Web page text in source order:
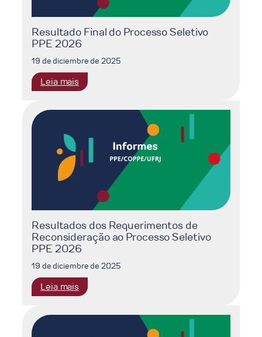
Resultado Final do Processo Seletivo
PPE 2026
19 de diciembre de 2025
Leia mais
Resultado
Seletivo
2026
Resultados dos Requerimentos de
Reconsideração ao Processo Seletivo
PPE 2026
19 de diciembre de 2025
Leia mais
Resultados
dos
Requerimentos